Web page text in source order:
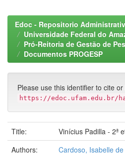
Edoc - Repositorio
Universidade Federal do
Pró-Reitoria de Gestão de
Documentos PROGESP
Please use this identifier to cite
https://edoc.ufam.edu.br/
Title:
Vinícius Padilla - 2ª
Authors:
Cardoso, Isabelle de